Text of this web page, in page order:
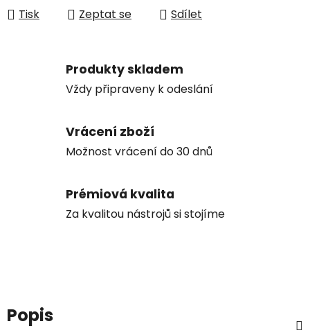
Tisk Zeptat se Sdílet
Produkty skladem
Vždy připraveny k odeslání
Vrácení zboží
Možnost vrácení do 30 dnů
Prémiová kvalita
Za kvalitou nástrojů si stojíme
Popis